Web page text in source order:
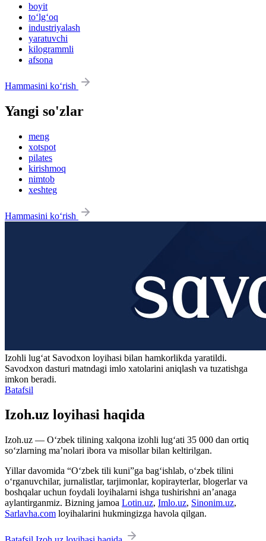
boyit
to‘lg‘oq
industriyalash
yaratuvchi
kilogrammli
afsona
Hammasini ko‘rish
Yangi so'zlar
meng
xotspot
pilates
kirishmoq
nimtob
xeshteg
Hammasini ko‘rish
Izohli lugʻat Savodxon loyihasi bilan hamkorlikda yaratildi.
Savodxon dasturi matndagi imlo xatolarini aniqlash va tuzatishga
imkon beradi.
Batafsil
Izoh.uz loyihasi haqida
Izoh.uz — O‘zbek tilining xalqona izohli lug‘ati 35 000 dan ortiq
so‘zlarning ma’nolari ibora va misollar bilan keltirilgan.
Yillar davomida “O‘zbek tili kuni”ga bag‘ishlab, o‘zbek tilini
o‘rganuvchilar, jurnalistlar, tarjimonlar, kopirayterlar, blogerlar va
boshqalar uchun foydali loyihalarni ishga tushirishni an’anaga
aylantirganmiz. Bizning jamoa Lotin.uz, Imlo.uz, Sinonim.uz,
Sarlavha.com loyihalarini hukmingizga havola qilgan.